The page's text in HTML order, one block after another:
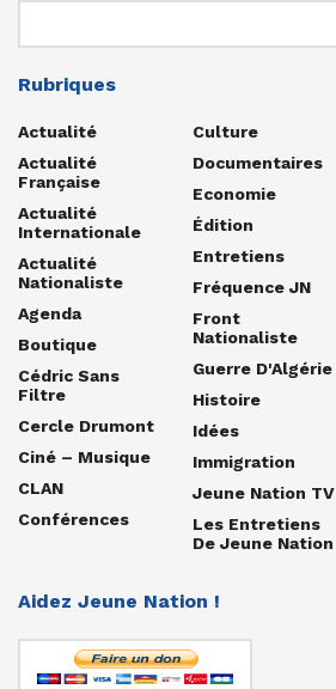
Rubriques
Actualité
Actualité
Française
Actualité
Internationale
Actualité
Nationaliste
Agenda
Boutique
Cédric Sans
Filtre
Cercle Drumont
Ciné – Musique
CLAN
Conférences
Culture
Documentaires
Economie
Édition
Entretiens
Fréquence JN
Front
Nationaliste
Guerre D'Algérie
Histoire
Idées
Immigration
Jeune Nation TV
Les Entretiens
De Jeune Nation
Aidez Jeune Nation !